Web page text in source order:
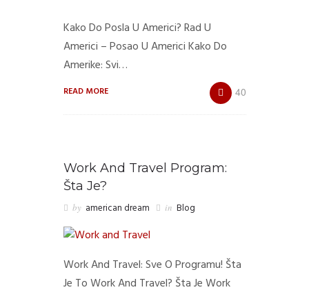
Kako Do Posla U Americi? Rad U
Americi – Posao U Americi Kako Do
Amerike: Svi…
READ MORE 40
Work And Travel Program:
Šta Je?
by american dream in Blog
Work And Travel: Sve O Programu! Šta
Je To Work And Travel? Šta Je Work